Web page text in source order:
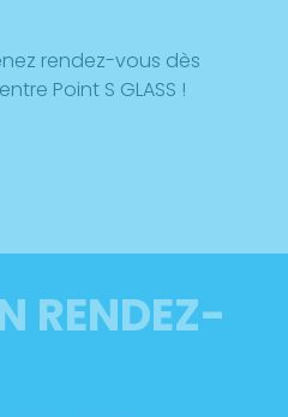
rendez-vous dès
Point S GLASS !
RENDEZ-